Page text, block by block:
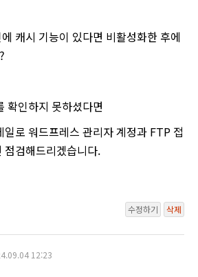
캐시 기능이 있다면 비활성화한 후에
확인하지 못하셨다면
일로 워드프레스 관리자 계정과 FTP 접
점검해드리겠습니다.
수정하기 삭제
12:23